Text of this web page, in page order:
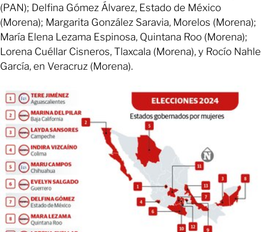
(PAN); Delfina Gómez Álvarez, Estado de México
(Morena); Margarita González Saravia, Morelos (Morena);
María Elena Lezama Espinosa, Quintana Roo (Morena);
Lorena Cuéllar Cisneros, Tlaxcala (Morena), y Rocío Nahle
García, en Veracruz (Morena).